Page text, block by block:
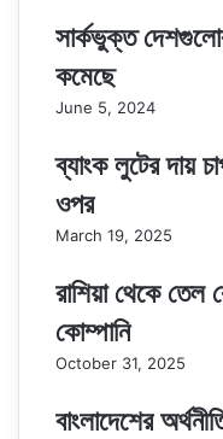
সার্কভুক্ত
কমেছে
June 5, 2024
ব্যাংক লুটের দায়
ওপর
March 19, 2025
রাশিয়া থেকে তেল
কোম্পানি
October 31, 2025
বাংলাদেশের